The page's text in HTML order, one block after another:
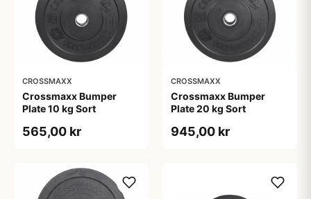
CROSSMAXX
Crossmaxx Bumper
Plate 10 kg Sort
565,00 kr
CROSSMAXX
Crossmaxx Bumper
Plate 20 kg Sort
945,00 kr